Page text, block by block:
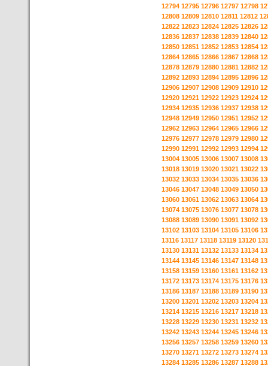
12794 12795 12796 12797 12798
12808 12809 12810 12811 12812
12822 12823 12824 12825 12826
12836 12837 12838 12839 12840
12850 12851 12852 12853 12854
12864 12865 12866 12867 12868
12878 12879 12880 12881 12882
12892 12893 12894 12895 12896
12906 12907 12908 12909 12910
12920 12921 12922 12923 12924
12934 12935 12936 12937 12938
12948 12949 12950 12951 12952
12962 12963 12964 12965 12966
12976 12977 12978 12979 12980
12990 12991 12992 12993 12994
13004 13005 13006 13007 13008
13018 13019 13020 13021 13022
13032 13033 13034 13035 13036
13046 13047 13048 13049 13050
13060 13061 13062 13063 13064
13074 13075 13076 13077 13078
13088 13089 13090 13091 13092
13102 13103 13104 13105 13106
13116 13117 13118 13119 13120
13130 13131 13132 13133 13134
13144 13145 13146 13147 13148
13158 13159 13160 13161 13162
13172 13173 13174 13175 13176
13186 13187 13188 13189 13190
13200 13201 13202 13203 13204
13214 13215 13216 13217 13218
13228 13229 13230 13231 13232
13242 13243 13244 13245 13246
13256 13257 13258 13259 13260
13270 13271 13272 13273 13274
13284 13285 13286 13287 13288